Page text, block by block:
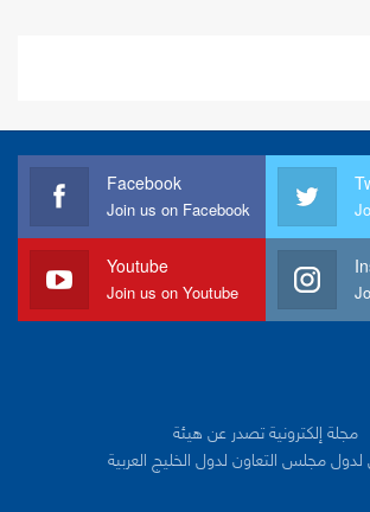
Facebook
Join us on Facebook
Youtube
Join us on Youtube
مجلة إلكترونية تصدر عن هيئة
مجلس التعاون لدول الخليج العربية